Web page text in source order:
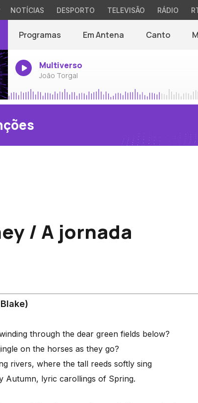
NOTÍCIAS DESPORTO TELEVISÃO RÁDIO
Programas Em Antena Canto
Multiverso
João Torgal
/ A jornada
through the dear green fields below?
on the horses as they go?
rivers, where the tall reeds softly sing
Autumn, lyric carollings of Spring.